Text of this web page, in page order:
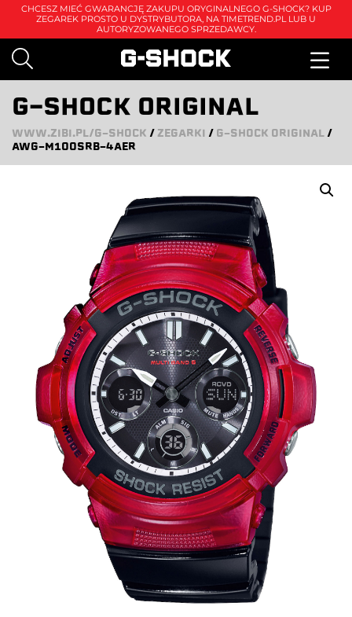
CHCESZ MIEĆ GWARANCJĘ ZAKUPU ORYGINALNEGO G-SHOCK? KUP
ZEGAREK PROSTO U DYSTRYBUTORA, NA TIMETREND.PL LUB U
AUTORYZOWANEGO SPRZEDAWCY.
G-SHOCK ORIGINAL
WWW.ZIBI.PL/G-SHOCK / ZEGARKI / G-SHOCK ORIGINAL/
AWG-M100SRB-4AER